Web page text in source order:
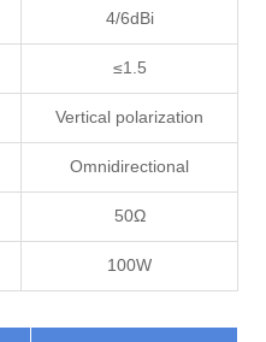
4/6dBi
≤1.5
Vertical polarization
Omnidirectional
50Ω
100W